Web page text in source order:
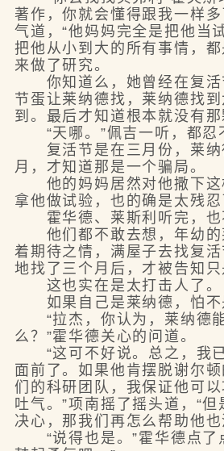
著作，你就会懂得跟我一样多
气道，“他妈妈完全是把他当
把他从小到大的所有事情，
来做了研究。
你知道么，她曾经在复活
节蛋让莱纳德找，莱纳德找
到。最后才知道根本就没有那
“天哪。”佩吉一听，都忍
复活节是在三月份，莱纳
月，才知道那是一个骗局。
他的妈妈居然对他撒下这
拿他做试验，也的确是太残忍
霍华德、莱斯利听完，也
他们都不敢去想，年幼的
着期待之情，满屋子去找复
地找了三个月后，才被告知只
这也实在是太打击人了。
如果自己是莱纳德，怕不
“拉杰，你认为，莱纳德
么？”霍华德关心的问道。
“这可不好说。总之，我
面前了。如果他肯摆脱谢尔
们的科研团队，我保证他可
吐气。”项南摇了摇头道，“
决心，那我们再怎么帮助他也
“说得也是。”霍华德点了